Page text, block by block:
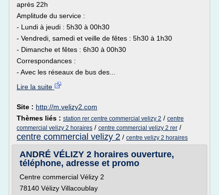
après 22h
Amplitude du service :
- Lundi à jeudi : 5h30 à 00h30
- Vendredi, samedi et veille de fêtes : 5h30 à 1h30
- Dimanche et fêtes : 6h30 à 00h30
Correspondances :
- Avec les réseaux de bus des...
Lire la suite
Site : http://m.velizy2.com
Thèmes liés : station rer centre commercial velizy 2 / centre
commercial velizy 2 horaires / centre commercial velizy 2 rer /
centre commercial velizy 2 / centre velizy 2 horaires
ANDRÉ VÉLIZY 2 horaires ouverture,
téléphone, adresse et promo
Centre commercial Vélizy 2
78140 Vélizy Villacoublay